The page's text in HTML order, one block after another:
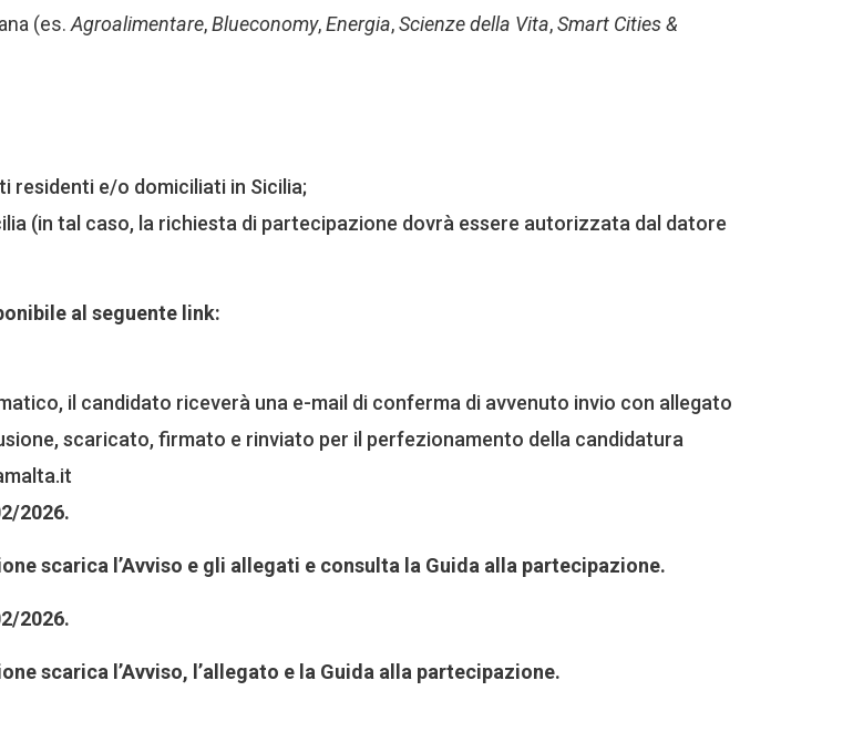
(es. Agroalimentare,Blueconomy,Energia,Scienze della Vita,Smart Cities &
residenti e/o domiciliati in Sicilia;
(in tal caso, la richiesta di partecipazione dovrà essere autorizzata dal datore
al seguente link:
il candidato riceverà una e-mail di conferma di avvenuto invio con allegato
scaricato, firmato e rinviato per il perfezionamento della candidatura
2026.
scarica l’Avviso e gli allegati e consulta la Guida alla partecipazione.
2026.
scarica l’Avviso, l’allegato e la Guida alla partecipazione.